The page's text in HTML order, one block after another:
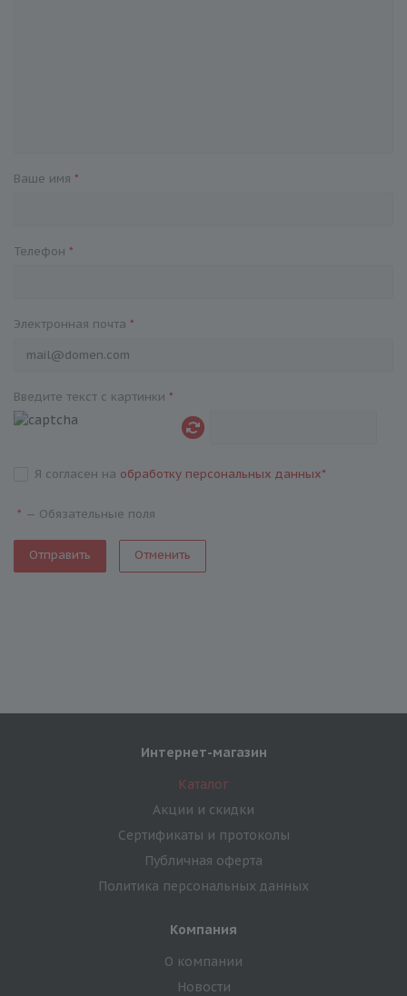
Ваше имя *
Телефон *
Электронная почта *
Введите текст с картинки *
Я согласен на обработку персональных данных*
* — Обязательные поля
Отменить
Интернет-магазин
Каталог
Акции и скидки
Сертификаты и протоколы
Публичная оферта
Политика персональных данных
Компания
О компании
Новости